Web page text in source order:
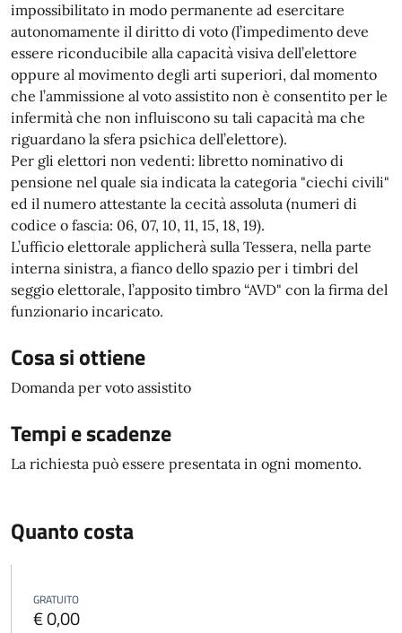
impossibilitato in modo permanente ad esercitare
autonomamente il diritto di voto (l’impedimento deve
essere riconducibile alla capacità visiva dell’elettore
oppure al movimento degli arti superiori, dal momento
che l’ammissione al voto assistito non è consentito per le
infermità che non influiscono su tali capacità ma che
riguardano la sfera psichica dell’elettore).
Per gli elettori non vedenti: libretto nominativo di
pensione nel quale sia indicata la categoria "ciechi civili"
ed il numero attestante la cecità assoluta (numeri di
codice o fascia: 06, 07, 10, 11, 15, 18, 19).
L’ufficio elettorale applicherà sulla Tessera, nella parte
interna sinistra, a fianco dello spazio per i timbri del
seggio elettorale, l’apposito timbro “AVD" con la firma del
funzionario incaricato.
Cosa si ottiene
Domanda per voto assistito
Tempi e scadenze
La richiesta può essere presentata in ogni momento.
Quanto costa
GRATUITO
€ 0,00